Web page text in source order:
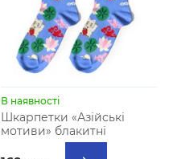
В наявності
Шкарпетки «Азійські
мотиви» блакитні